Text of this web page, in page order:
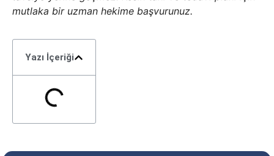
mutlaka bir uzman hekime başvurunuz.
Yazı İçeriği